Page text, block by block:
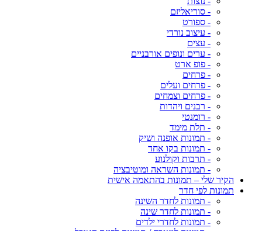
- סוריאליזם
- ספורט
- עיצוב נורדי
- עצים
- ערים ונופים אורבניים
- פופ ארט
- פרחים
- פרחים ועלים
- פרחים וצמחים
- רבנים ויהדות
- רומנטי
- תלת מימד
- תמונות אופנה ושיק
- תמונות בקו אחד
- תרבות וקולנוע
- תמונות השראה ומוטיבציה
הקיר שלי – תמונות בהתאמה אישית
תמונות לפי חדר
- תמונות לחדר השינה
- תמונות לחדר שינה
- תמונות לחדרי ילדים